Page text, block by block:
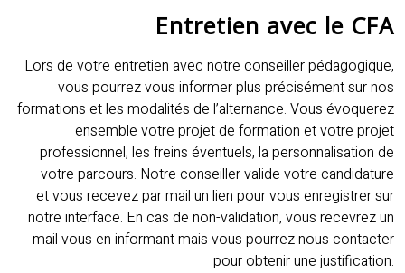
Entretien avec le CFA
Lors de votre entretien avec notre conseiller pédagogique,
vous pourrez vous informer plus précisément sur nos
formations et les modalités de l’alternance. Vous évoquerez
ensemble votre projet de formation et votre projet
professionnel, les freins éventuels, la personnalisation de
votre parcours. Notre conseiller valide votre candidature
et vous recevez par mail un lien pour vous enregistrer sur
notre interface. En cas de non-validation, vous recevrez un
mail vous en informant mais vous pourrez nous contacter
pour obtenir une justification.